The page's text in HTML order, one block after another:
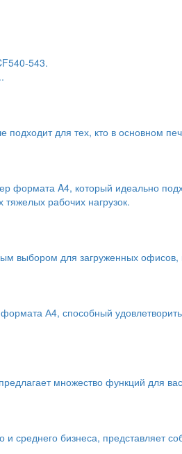
543.
для тех, кто в основном
формата A4, который идеально
рабочих нагрузок.
выбором для загруженных офисов,
А4, способный
множество функций для
среднего бизнеса, представляет